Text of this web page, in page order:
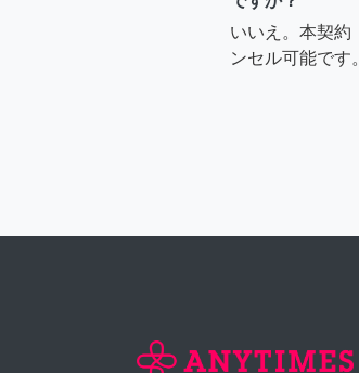
いいえ。本契約
ンセル可能です。